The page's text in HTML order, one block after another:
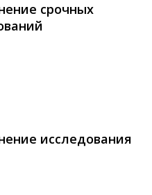
срочных
исследования